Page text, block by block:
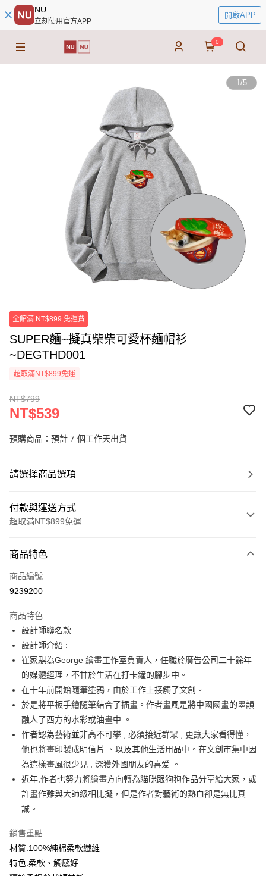
NU
立刻使用官方APP
開啟APP
0
1/5
全館滿 NT$899 免運費
SUPER麵~擬真柴柴可愛杯麵帽衫
~DEGTHD001
超取滿NT$899免運
NT$799
NT$539
預購商品：預計 7 個工作天出貨
請選擇商品選項
付款與運送方式
超取滿NT$899免運
信用卡一次付款
信用卡分期付款
合作金庫商業銀行
華南商業銀行
上海商業儲蓄銀行
國泰世華商業銀行
兆豐國際商業銀行
臺灣中小企業銀行
台中商業銀行
匯豐（台灣）商業銀行
華泰商業銀行
聯邦商業銀行
遠東國際商業銀行
元大商業銀行
永豐商業銀行
玉山商業銀行
台新國際商業銀行
中國信託商業銀行
台灣樂天信用卡公司
6 期 0 利率 每期
華南商業銀行
上海商業儲蓄銀行
台北富邦商業銀行
國泰世華商業銀行
兆豐國際商業銀行
臺灣中小企業銀行
台中商業銀行
匯豐（台灣）商業銀行
華泰商業銀行
聯邦商業銀行
元大商業銀行
玉山商業銀行
星展（台灣）商業銀行
台新國際商業銀行
中國信託商業銀行
台灣樂天信用卡公司
12 期 0 利率 每期
合作金庫商業銀行
第一商業銀行
上海商業儲蓄銀行
台北富邦商業銀行
國泰世華商業銀行
兆豐國際商業銀行
臺灣中小企業銀行
台中商業銀行
匯豐（台灣）商業銀行
聯邦商業銀行
遠東國際商業銀行
元大商業銀行
永豐商業銀行
玉山商業銀行
星展（台灣）商業銀行
台新國際商業銀行
中國信託商業銀行
台灣樂天信用卡公司
超商取貨付款
LINE Pay
Apple Pay
街口支付
悠遊付
Google Pay
全盈+PAY
大哥付你分期
相關說明
1.本服務由台灣大哥大提供，台灣大哥大用戶可立即使用無須另外申請。
2.付款方式選擇「大哥付你分期」，訂單成立後會自動跳轉到大哥付的交易
流程，驗證手機門號後，選擇欲分期的期數、繳款截止日，確認付款後即完
AFTEE先享後付
相關說明
商品特色
商品編號
9239200
商品特色
設計師聯名款
設計師介紹 :
崔家騏為George 繪畫工作室負責人，任職於廣告公司二十餘年
的媒體經理，不甘於生活在打卡鐘的腳步中。
在十年前開始隨筆塗鴉，由於工作上接觸了文創。
於是將平板手繪隨筆結合了插畫。作者畫風是將中國國畫的墨韻
融人了西方的水彩或油畫中 。
作者認為藝術並非高不可攀 , 必須接近群眾 , 更讓大家看得懂，
他也將畫印製成明信片 、以及其他生活用品中。在文創市集中因
為這樣畫風很少見 , 深獲外國朋友的喜爱 。
近年,作者也努力將繪畫方向轉為貓咪跟狗狗作品分享給大家，或
許畫作難與大師級相比擬，但是作者對藝術的熱血卻是無比真
誠。
銷售重點
材質:100%純棉柔軟纖維
特色:柔軟、觸感好